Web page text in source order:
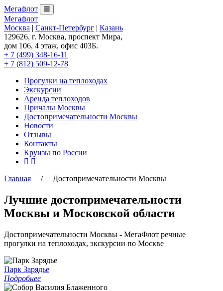
Мегафлот
Мегафлот
Москва | Санкт-Петербург | Казань
129626, г. Москва, проспект Мира,
дом 106, 4 этаж, офис 403Б.
+ 7 (499) 348-16-11
+ 7 (812) 509-12-78
Прогулки на теплоходах
Экскурсии
Аренда теплоходов
Причалы Москвы
Достопримечательности Москвы
Новости
Отзывы
Контакты
Круизы по России
Главная / Достопримечательности Москвы
Лучшие достопримечательности
Москвы и Московской области
Достопримечательности Москвы - МегаФлот речные
прогулки на теплоходах, экскурсии по Москве
Парк Зарядье
Подробнее